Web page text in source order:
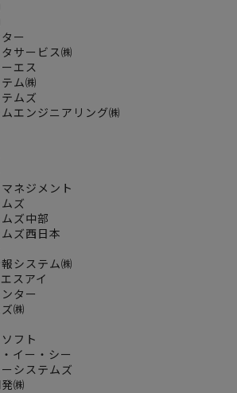
ター
サービス㈱
エス
ム㈱
ムズ
エンジニアリング㈱
ネジメント
ズ
ズ中部
ズ西日本
システム㈱
スアイ
ター
㈱
フト
イー・シー
システムズ
㈱